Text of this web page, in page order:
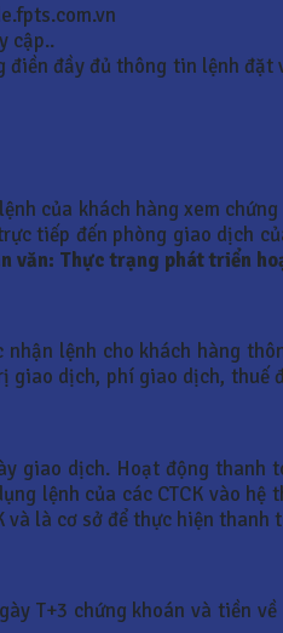
cập..
đầy đủ thông tin lệnh
của khách hàng xem
tiếp đến phòng giao dịch
văn: Thực trạng phát triển
nhận lệnh cho khách hàng
dịch, phí giao dịch, thuế
giao dịch. Hoạt động
lệnh của các CTCK vào
và là cơ sở để thực hiện
T+3 chứng khoán và tiền